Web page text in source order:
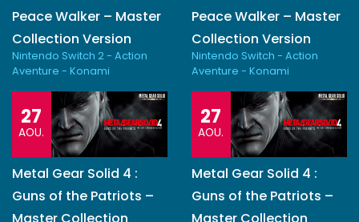
Peace Walker – Master
Collection Version
Nintendo Switch 2 - Action
Aventure - Konami
Peace Walker – Master
Collection Version
Nintendo Switch - Action
Aventure - Konami
27
AOU.
Metal Gear Solid 4 :
Guns of the Patriots –
Master Collection
27
AOU.
Metal Gear Solid 4 :
Guns of the Patriots –
Master Collection